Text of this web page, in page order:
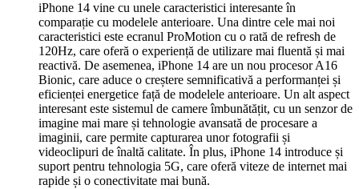
iPhone 14 vine cu unele caracteristici interesante în
comparație cu modelele anterioare. Una dintre cele mai noi
caracteristici este ecranul ProMotion cu o rată de refresh de
120Hz, care oferă o experiență de utilizare mai fluentă și mai
reactivă. De asemenea, iPhone 14 are un nou procesor A16
Bionic, care aduce o creștere semnificativă a performanței și
eficienței energetice față de modelele anterioare. Un alt aspect
interesant este sistemul de camere îmbunătățit, cu un senzor de
imagine mai mare și tehnologie avansată de procesare a
imaginii, care permite capturarea unor fotografii și
videoclipuri de înaltă calitate. În plus, iPhone 14 introduce și
suport pentru tehnologia 5G, care oferă viteze de internet mai
rapide și o conectivitate mai bună.